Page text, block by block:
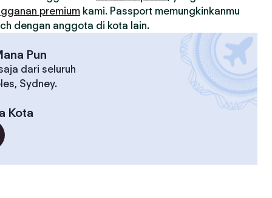
premium kami. Passport memungkinkanmu
dengan anggota di kota lain.
Pun
dari seluruh
Sydney.
Kota